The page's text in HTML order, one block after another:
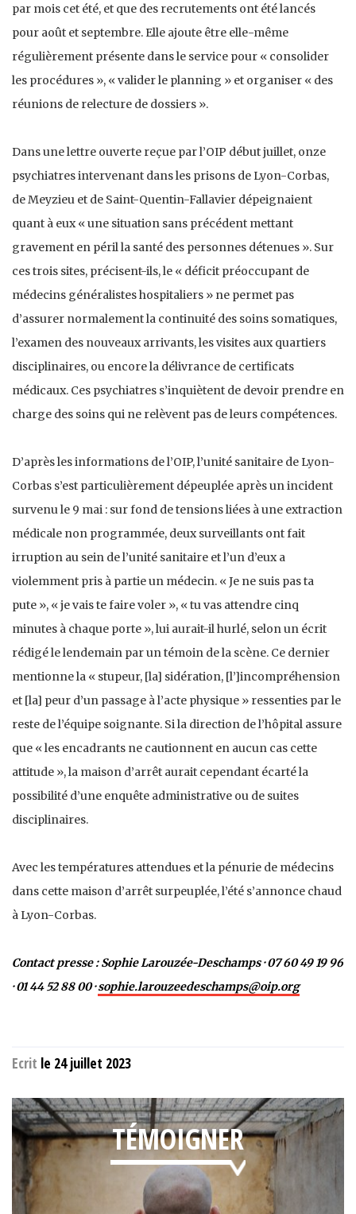
par mois cet été, et que des recrutements ont été lancés
pour août et septembre. Elle ajoute être elle-même
régulièrement présente dans le service pour « consolider
les procédures », « valider le planning » et organiser « des
réunions de relecture de dossiers ».
Dans une lettre ouverte reçue par l’OIP début juillet, onze
psychiatres intervenant dans les prisons de Lyon-Corbas,
de Meyzieu et de Saint-Quentin-Fallavier dépeignaient
quant à eux « une situation sans précédent mettant
gravement en péril la santé des personnes détenues ». Sur
ces trois sites, précisent-ils, le « déficit préoccupant de
médecins généralistes hospitaliers » ne permet pas
d’assurer normalement la continuité des soins somatiques,
l’examen des nouveaux arrivants, les visites aux quartiers
disciplinaires, ou encore la délivrance de certificats
médicaux. Ces psychiatres s’inquiètent de devoir prendre en
charge des soins qui ne relèvent pas de leurs compétences.
D’après les informations de l’OIP, l’unité sanitaire de Lyon-
Corbas s’est particulièrement dépeuplée après un incident
survenu le 9 mai : sur fond de tensions liées à une extraction
médicale non programmée, deux surveillants ont fait
irruption au sein de l’unité sanitaire et l’un d’eux a
violemment pris à partie un médecin. « Je ne suis pas ta
pute », « je vais te faire voler », « tu vas attendre cinq
minutes à chaque porte », lui aurait-il hurlé, selon un écrit
rédigé le lendemain par un témoin de la scène. Ce dernier
mentionne la « stupeur, [la] sidération, [l’]incompréhension
et [la] peur d’un passage à l’acte physique » ressenties par le
reste de l’équipe soignante. Si la direction de l’hôpital assure
que « les encadrants ne cautionnent en aucun cas cette
attitude », la maison d’arrêt aurait cependant écarté la
possibilité d’une enquête administrative ou de suites
disciplinaires.
Avec les températures attendues et la pénurie de médecins
dans cette maison d’arrêt surpeuplée, l’été s’annonce chaud
à Lyon-Corbas.
Contact presse : Sophie Larouzée-Deschamps· 07 60 49 19 96
· 01 44 52 88 00 ·sophie.larouzeedeschamps@oip.org
Ecrit le 24 juillet 2023
TÉMOIGNER